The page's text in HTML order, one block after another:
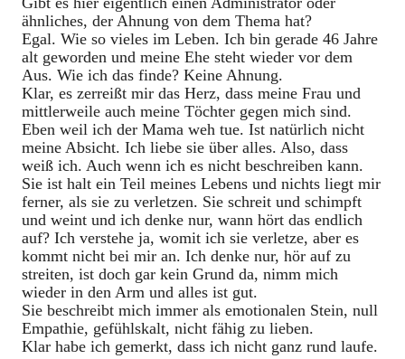
ähnliches, der Ahnung von dem Thema hat?
Egal. Wie so vieles im Leben. Ich bin gerade 46 Jahre
alt geworden und meine Ehe steht wieder vor dem
Aus. Wie ich das finde? Keine Ahnung.
Klar, es zerreißt mir das Herz, dass meine Frau und
mittlerweile auch meine Töchter gegen mich sind.
Eben weil ich der Mama weh tue. Ist natürlich nicht
meine Absicht. Ich liebe sie über alles. Also, dass
weiß ich. Auch wenn ich es nicht beschreiben kann.
Sie ist halt ein Teil meines Lebens und nichts liegt mir
ferner, als sie zu verletzen. Sie schreit und schimpft
und weint und ich denke nur, wann hört das endlich
auf? Ich verstehe ja, womit ich sie verletze, aber es
kommt nicht bei mir an. Ich denke nur, hör auf zu
streiten, ist doch gar kein Grund da, nimm mich
wieder in den Arm und alles ist gut.
Sie beschreibt mich immer als emotionalen Stein, null
Empathie, gefühlskalt, nicht fähig zu lieben.
Klar habe ich gemerkt, dass ich nicht ganz rund laufe.